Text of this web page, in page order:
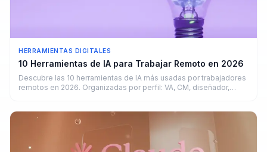
HERRAMIENTAS DIGITALES
10 Herramientas de IA para Trabajar Remoto en 2026
Descubre las 10 herramientas de IA más usadas por trabajadores
remotos en 2026. Organizadas por perfil: VA, CM, diseñador,